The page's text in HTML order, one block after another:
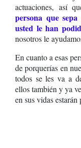
actuaciones, así
persona que
usted le han
nosotros le
En cuanto a esas
de porquerías en
todos se les va a
ellos también y ya
en sus vidas